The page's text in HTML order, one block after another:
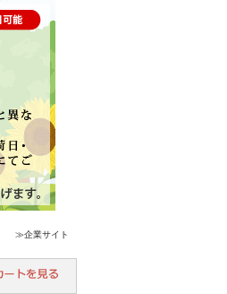
≫企業サイト